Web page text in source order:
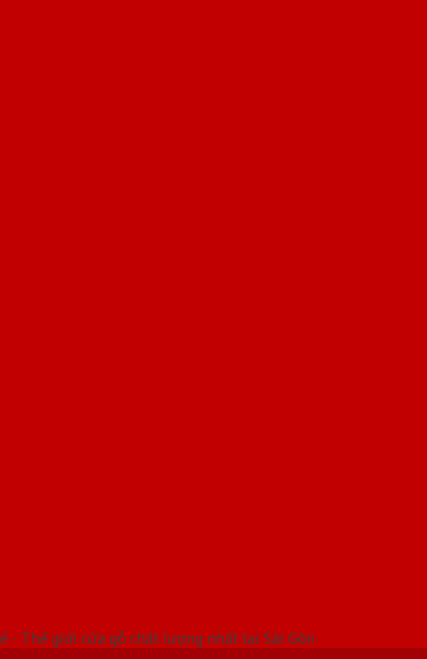
- Thế giới cửa gỗ chất lượng nhất tại Sài Gòn